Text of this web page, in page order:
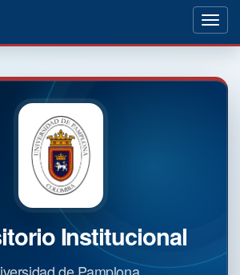
Institucional
de Pamplona